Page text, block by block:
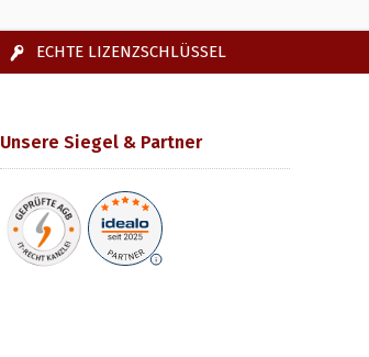
ECHTE LIZENZSCHLÜSSEL
Unsere Siegel & Partner